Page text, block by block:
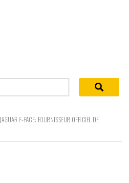
JAGUAR F-PACE: FOURNISSEUR OFFICIEL DE